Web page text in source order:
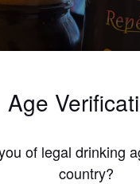
Age
of legal drinking
country?